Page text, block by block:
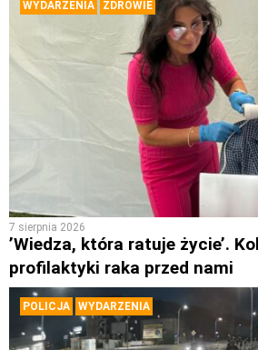
WYDARZENIA ZDROWIE
7 sierpnia 2026
’Wiedza, która ratuje życie’.
profilaktyki raka przed nami
POLICJA WYDARZENIA